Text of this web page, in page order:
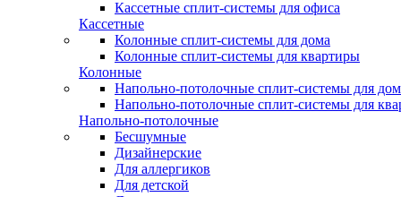
Кассетные сплит-системы для офиса
Кассетные
Колонные сплит-системы для дома
Колонные сплит-системы для квартиры
Колонные
Напольно-потолочные сплит-системы для
Напольно-потолочные сплит-системы для
Напольно-потолочные
Бесшумные
Дизайнерские
Для аллергиков
Для детской